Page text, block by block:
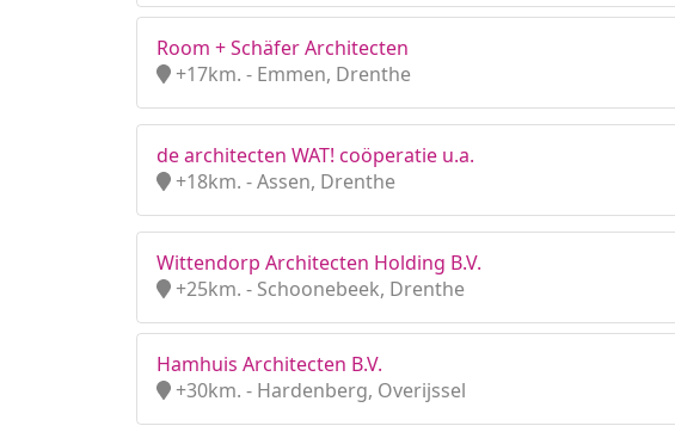
Room + Schäfer Architecten
+17km. - Emmen, Drenthe
de architecten WAT! coöperatie u.a.
+18km. - Assen, Drenthe
Wittendorp Architecten Holding B.V.
+25km. - Schoonebeek, Drenthe
Hamhuis Architecten B.V.
+30km. - Hardenberg, Overijssel